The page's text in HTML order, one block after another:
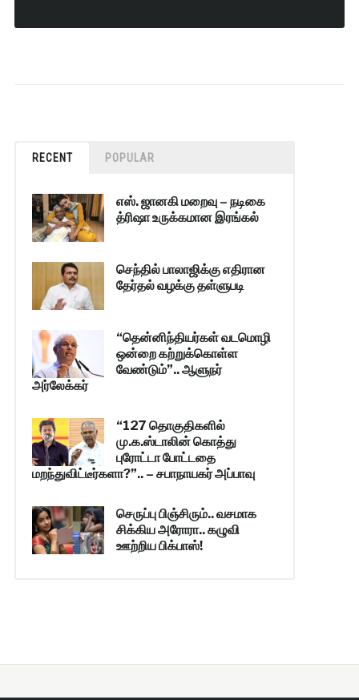
RECENT POPULAR
எஸ். ஜானகி மறைவு – நடிகை
த்ரிஷா உருக்கமான இரங்கல்
செந்தில் பாலாஜிக்கு எதிரான
தேர்தல் வழக்கு தள்ளுபடி
“தென்னிந்தியர்கள் வடமொழி
ஒன்றை கற்றுக்கொள்ள
வேண்டும்”.. ஆளுநர்
அர்லேக்கர்
“127 தொகுதிகளில்
மு.க.ஸ்டாலின் கொத்து
புரோட்டா போட்டதை
மறந்துவிட்டீர்களா?”.. – சபாநாயகர் அப்பாவு
செருப்பு பிஞ்சிரும்.. வசமாக
சிக்கிய அரோரா.. கழுவி
ஊற்றிய பிக்பாஸ்!